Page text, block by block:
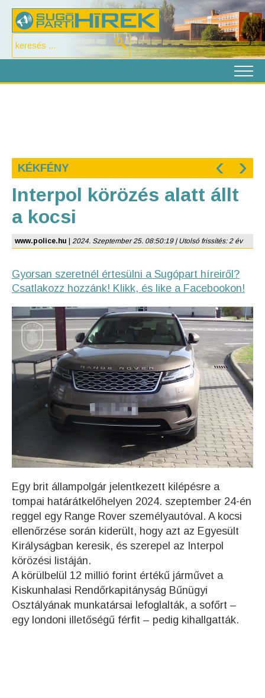
KÉKFÉNY ‹ ›
Interpol körözés alatt állt
a kocsi
www.police.hu 2024. Szeptember 25. 08:50:19 | Utolsó frissítés: 2 év
Gyorsan szeretnél értesülni a Sugópart híreiről?
Csatlakozz hozzánk! Klikk, és like a Facebookon!
Egy brit állampolgár jelentkezett kilépésre a
tompai határátkelőhelyen 2024. szeptember 24-én
reggel egy Range Rover személyautóval. A kocsi
ellenőrzése során kiderült, hogy azt az Egyesült
Királyságban keresik, és szerepel az Interpol
körözési listáján.
A körülbelül 12 millió forint értékű járművet a
Kiskunhalasi Rendőrkapitányság Bűnügyi
Osztályának munkatársai lefoglalták, a sofőrt –
egy londoni illetőségű férfit – pedig kihallgatták.